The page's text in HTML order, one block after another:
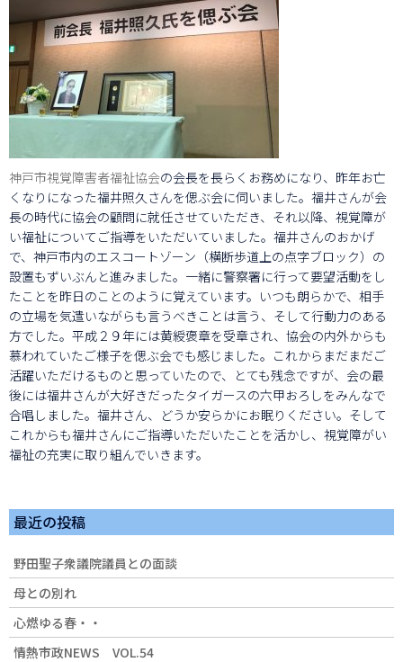
神戸市視覚障害者福祉協会の会長を長らくお務めになり、昨年お亡
くなりになった福井照久さんを偲ぶ会に伺いました。福井さんが会
長の時代に協会の顧問に就任させていただき、それ以降、視覚障が
い福祉についてご指導をいただいていました。福井さんのおかげ
で、神戸市内のエスコートゾーン（横断歩道上の点字ブロック）の
設置もずいぶんと進みました。一緒に警察署に行って要望活動をし
たことを昨日のことのように覚えています。いつも朗らかで、相手
の立場を気遣いながらも言うべきことは言う、そして行動力のある
方でした。平成２９年には黄綬褒章を受章され、協会の内外からも
慕われていたご様子を偲ぶ会でも感じました。これからまだまだご
活躍いただけるものと思っていたので、とても残念ですが、会の最
後には福井さんが大好きだったタイガースの六甲おろしをみんなで
合唱しました。福井さん、どうか安らかにお眠りください。そして
これからも福井さんにご指導いただいたことを活かし、視覚障がい
福祉の充実に取り組んでいきます。
最近の投稿
野田聖子衆議院議員との面談
母との別れ
心燃ゆる春・・
情熱市政NEWS VOL.54